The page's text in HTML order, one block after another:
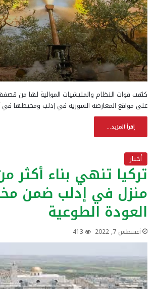
كثفت قوات النظام والمليشيات الموالية لها من
على مواقع المعارضة السورية في إدلب ومحيطها
إقرأ المزيد...
أخبار
منزل في إدلب ضمن
العودة الطوعية
أغسطس 7, 2022 413